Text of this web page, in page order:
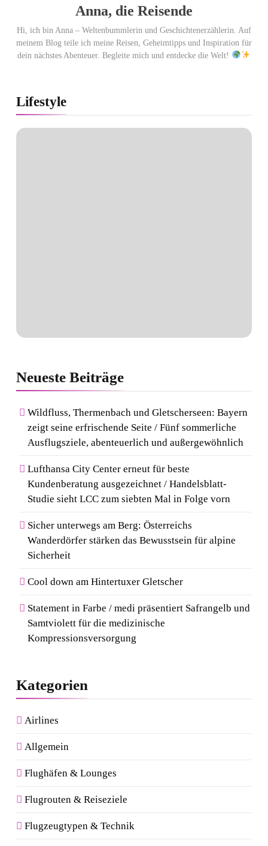
Anna, die Reisende
Hi, ich bin Anna – Weltenbummlerin und Geschichtenerzählerin. Auf
meinem Blog teile ich meine Reisen, Geheimtipps und Inspiration für
dein nächstes Abenteuer. Begleite mich und entdecke die Welt!
Lifestyle
Neueste Beiträge
Wildfluss, Thermenbach und Gletscherseen: Bayern
zeigt seine erfrischende Seite / Fünf sommerliche
Ausflugsziele, abenteuerlich und außergewöhnlich
Lufthansa City Center erneut für beste
Kundenberatung ausgezeichnet / Handelsblatt-
Studie sieht LCC zum siebten Mal in Folge vorn
Sicher unterwegs am Berg: Österreichs
Wanderdörfer stärken das Bewusstsein für alpine
Sicherheit
Cool down am Hintertuxer Gletscher
Statement in Farbe / medi präsentiert Safrangelb und
Samtviolett für die medizinische
Kompressionsversorgung
Kategorien
Airlines
Allgemein
Flughäfen & Lounges
Flugrouten & Reiseziele
Flugzeugtypen & Technik